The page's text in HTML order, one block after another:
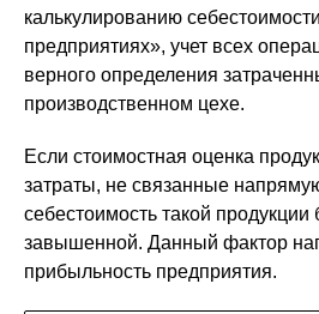
калькулированию
предприятиях», учет всех
верного определения
производственном цехе.
Если стоимостная оценка
затраты, не связанные
себестоимость такой
завышенной. Данный фактор
прибыльность предприятия.